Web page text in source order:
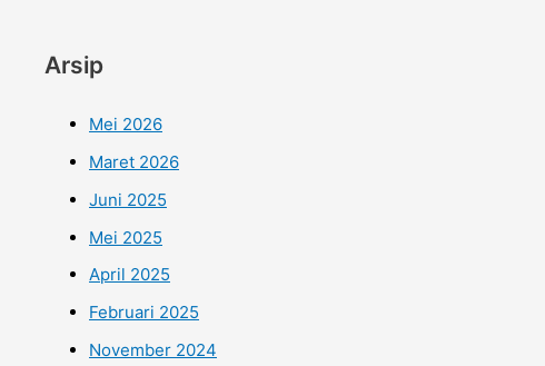
Arsip
Mei 2026
Maret 2026
Juni 2025
Mei 2025
April 2025
Februari 2025
November 2024